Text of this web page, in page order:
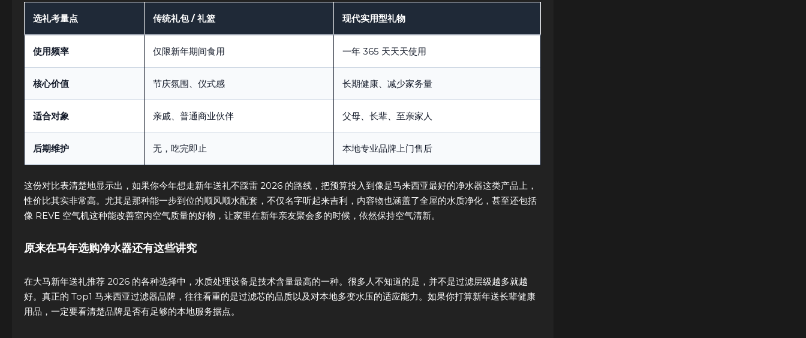
选礼考量点 传统礼包 / 礼篮 现代实用型礼物
使用频率 仅限新年期间食用 一年 365 天天天使用
核心价值 节庆氛围、仪式感 长期健康、减少家务量
适合对象 亲戚、普通商业伙伴 父母、长辈、至亲家人
后期维护 无，吃完即止 本地专业品牌上门售后
这份对比表清楚地显示出，如果你今年想走新年送礼不踩雷 2026 的路线，把预算投入到像是马来西亚最好的净水器这类产品上，
性价比其实非常高。尤其是那种能一步到位的顺风顺水配套，不仅名字听起来吉利，内容物也涵盖了全屋的水质净化，甚至还包括
像 REVE 空气机这种能改善室内空气质量的好物，让家里在新年亲友聚会多的时候，依然保持空气清新。
原来在马年选购净水器还有这些讲究
在大马新年送礼推荐 2026 的各种选择中，水质处理设备是技术含量最高的一种。很多人不知道的是，并不是过滤层级越多就越
好。真正的 Top1 马来西亚过滤器品牌，往往看重的是过滤芯的品质以及对本地多变水压的适应能力。如果你打算新年送长辈健康
用品，一定要看清楚品牌是否有足够的本地服务据点。